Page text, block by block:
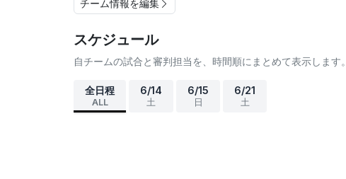
チーム情報を編集
スケジュール
自チームの試合と審判担当を、時間順にまとめて表示します。
全日程
ALL
6/14
土
6/15
日
6/21
土